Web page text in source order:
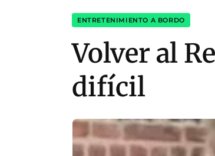
ENTRETENIMIENTO A BORDO
Volver al
difícil